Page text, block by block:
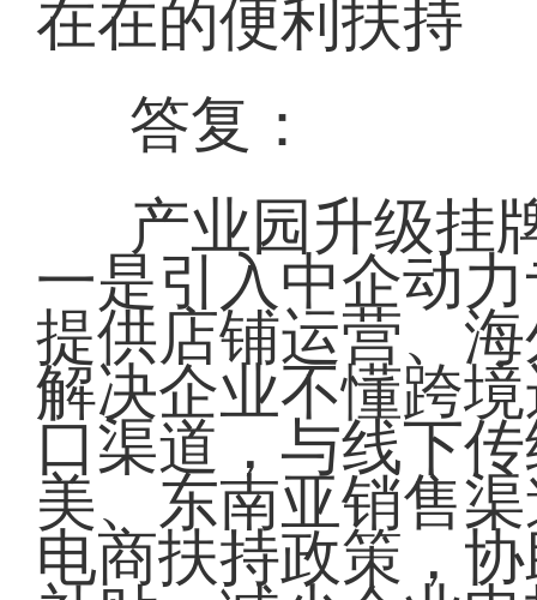
在在的便利扶持
答复：
产业园升级挂
一是引入中企动
提供店铺运营、
解决企业不懂跨
口渠道，与线下
美、东南亚销售
电商扶持政策，